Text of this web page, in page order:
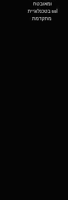
ומאובטח
בטכנלוגיית ssl